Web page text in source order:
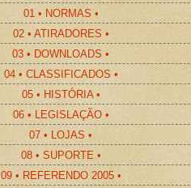
01 • NORMAS •
02 • ATIRADORES •
03 • DOWNLOADS •
04 • CLASSIFICADOS •
05 • HISTÓRIA •
06 • LEGISLAÇÃO •
07 • LOJAS •
08 • SUPORTE •
09 • REFERENDO 2005 •